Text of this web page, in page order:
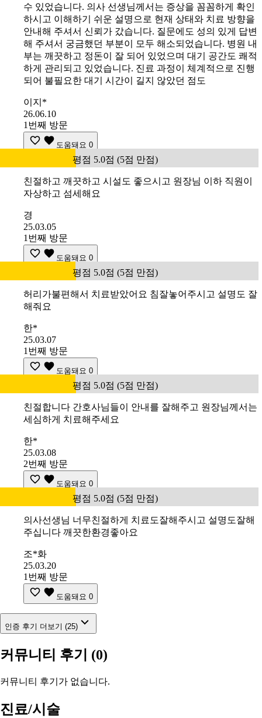
수 있었습니다. 의사 선생님께서는 증상을 꼼꼼하게 확인
하시고 이해하기 쉬운 설명으로 현재 상태와 치료 방향을
안내해 주셔서 신뢰가 갔습니다. 질문에도 성의 있게 답변
해 주셔서 궁금했던 부분이 모두 해소되었습니다. 병원 내
부는 깨끗하고 정돈이 잘 되어 있었으며 대기 공간도 쾌적
하게 관리되고 있었습니다. 진료 과정이 체계적으로 진행
되어 불필요한 대기 시간이 길지 않았던 점도
이지*
26.06.10
1번째 방문
도움돼요 0
평점 5.0점 (5점 만점)
친절하고 깨끗하고 시설도 좋으시고 원장님 이하 직원이
자상하고 섬세해요
경
25.03.05
1번째 방문
도움돼요 0
평점 5.0점 (5점 만점)
허리가불편해서 치료받았어요 침잘놓어주시고 설명도 잘
해줘요
한*
25.03.07
1번째 방문
도움돼요 0
평점 5.0점 (5점 만점)
친절합니다 간호사님들이 안내를 잘해주고 원장님께서는
세심하게 치료해주세요
한*
25.03.08
2번째 방문
도움돼요 0
평점 5.0점 (5점 만점)
의사선생님 너무친절하게 치료도잘해주시고 설명도잘해
주십니다 깨끗한환경좋아요
조*화
25.03.20
1번째 방문
도움돼요 0
인증 후기 더보기 (25)
커뮤니티 후기 (0)
커뮤니티 후기가 없습니다.
진료/시술